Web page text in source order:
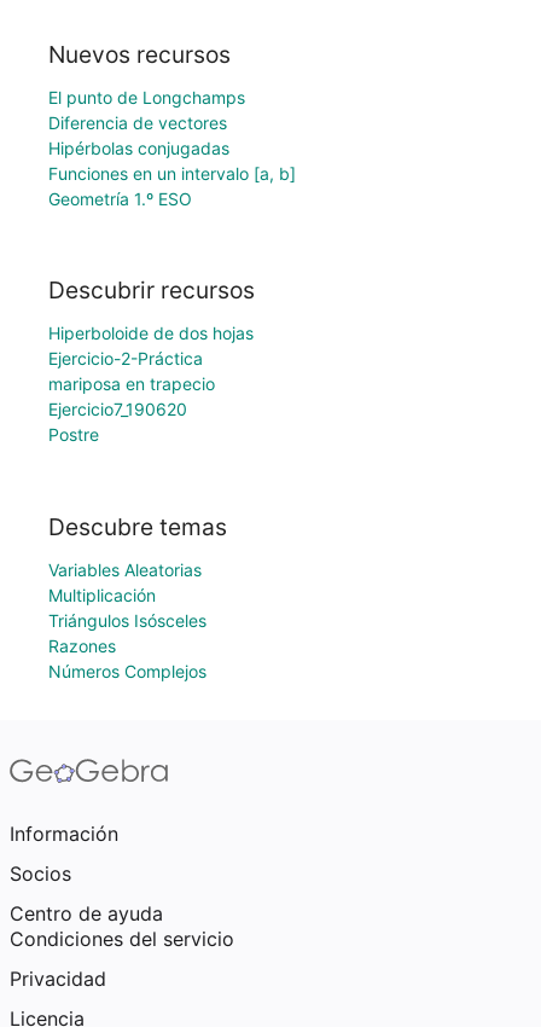
Nuevos recursos
El punto de Longchamps
Diferencia de vectores
Hipérbolas conjugadas
Funciones en un intervalo [a, b]
Geometría 1.º ESO
Descubrir recursos
Hiperboloide de dos hojas
Ejercicio-2-Práctica
mariposa en trapecio
Ejercicio7_190620
Postre
Descubre temas
Variables Aleatorias
Multiplicación
Triángulos Isósceles
Razones
Números Complejos
Información
Socios
Centro de ayuda
Condiciones del servicio
Privacidad
Licencia